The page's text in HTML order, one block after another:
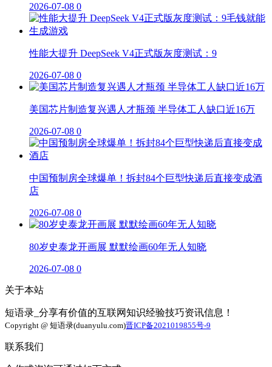
2026-07-08 0
性能大提升 DeepSeek V4正式版灰度测试：9
2026-07-08 0
美国芯片制造复兴遇人才瓶颈 半导体工人缺口近16万
2026-07-08 0
中国预制房全球爆单！拆封84个巨型快递后直接变成酒
店
2026-07-08 0
80岁史泰龙开画展 默默绘画60年无人知晓
2026-07-08 0
关于本站
短语录_分享有价值的互联网知识经验技巧资讯信息！
Copyright @ 短语录(duanyulu.com)晋ICP备2021019855号-9
联系我们